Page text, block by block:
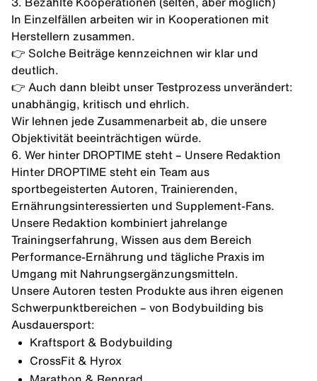
3. Bezahlte Kooperationen (selten, aber möglich)
In Einzelfällen arbeiten wir in Kooperationen mit
Herstellern zusammen.
👉 Solche Beiträge kennzeichnen wir klar und
deutlich.
👉 Auch dann bleibt unser Testprozess unverändert:
unabhängig, kritisch und ehrlich.
Wir lehnen jede Zusammenarbeit ab, die unsere
Objektivität beeinträchtigen würde.
6. Wer hinter DROPTIME steht – Unsere Redaktion
Hinter DROPTIME steht ein Team aus
sportbegeisterten Autoren, Trainierenden,
Ernährungsinteressierten und Supplement-Fans.
Unsere Redaktion kombiniert jahrelange
Trainingserfahrung, Wissen aus dem Bereich
Performance-Ernährung und tägliche Praxis im
Umgang mit Nahrungsergänzungsmitteln.
Unsere Autoren testen Produkte aus ihren eigenen
Schwerpunktbereichen – von Bodybuilding bis
Ausdauersport:
Kraftsport & Bodybuilding
CrossFit & Hyrox